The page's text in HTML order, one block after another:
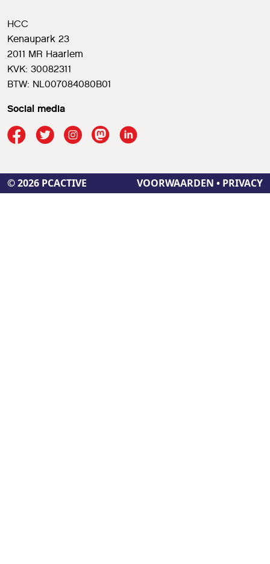
HCC
Kenaupark 23
2011 MR Haarlem
KVK: 30082311
BTW: NL007084080B01
Social media
© 2026 PCACTIVE VOORWAARDEN • PRIVACY